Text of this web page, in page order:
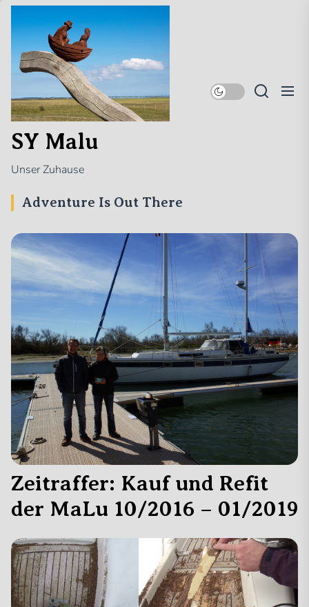
Skip
the
content
SY
Malu
SY Malu
Unser Zuhause
Adventure Is Out There
Zeitraffer: Kauf und Refit
der MaLu 10/2016 – 01/2019